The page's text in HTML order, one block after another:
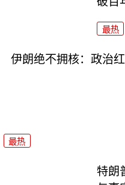
最热
伊朗绝不拥核：政治
最热
特朗